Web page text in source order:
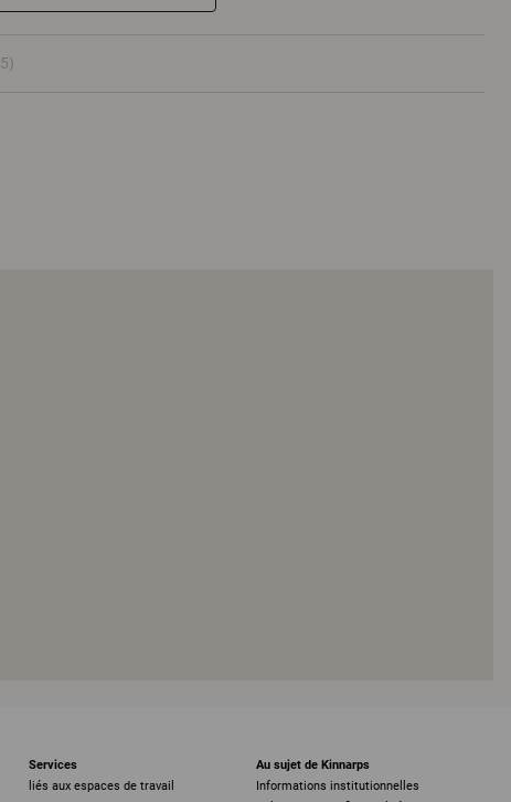
Services
liés aux espaces de travail
Au sujet de Kinnarps
Informations institutionnelles